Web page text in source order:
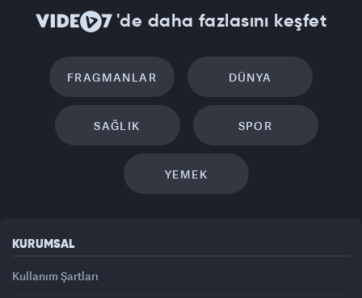
'de daha fazlasını keşfet
FRAGMANLAR DÜNYA
SAĞLIK SPOR
YEMEK
KURUMSAL
Kullanım Şartları